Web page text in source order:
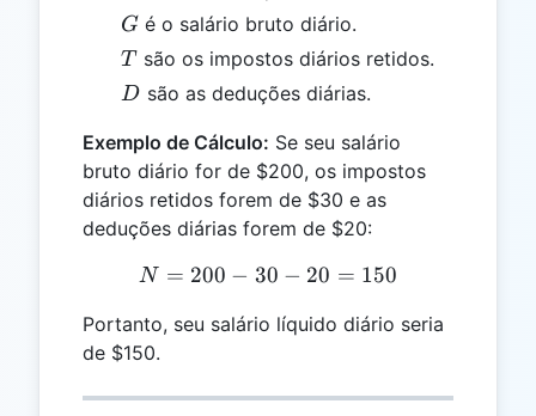
G
G é o salário bruto diário.
T
T são os impostos diários retidos.
D
D são as deduções diárias.
Exemplo de Cálculo: Se seu salário
bruto diário for de $200, os impostos
diários retidos forem de $30 e as
deduções diárias forem de $20:
N = 200 - 30 - 20 = 150
N = 200 − 30 − 20 = 150
Portanto, seu salário líquido diário seria
de $150.